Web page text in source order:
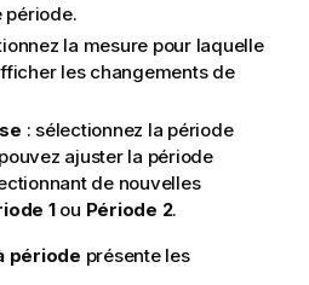
période.
la mesure pour laquelle
les changements de
: sélectionnez la période
ajuster la période
de nouvelles
1ou Période 2.
période présente les